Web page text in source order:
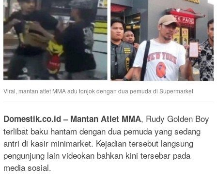
Viral, mantan atlet MMA adu tonjok dengan dua pemuda di Supermarket
Domestik.co.id – Mantan Atlet MMA, Rudy Golden Boy
terlibat baku hantam dengan dua pemuda yang sedang
antri di kasir minimarket. Kejadian tersebut langsung
pengunjung lain videokan bahkan kini tersebar pada
media sosial.